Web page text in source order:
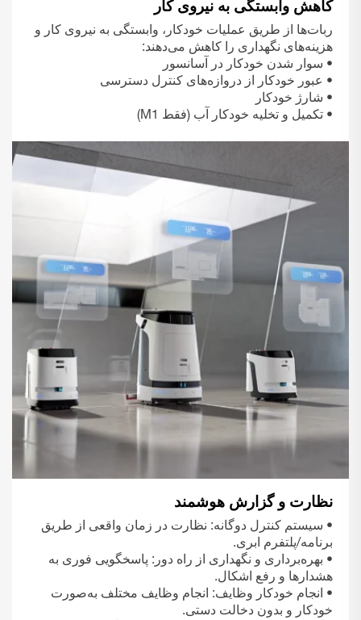
کاهش وابستگی به نیروی کار
ربات‌ها از طریق عملیات خودکار، وابستگی به نیروی کار و
هزینه‌های نگهداری را کاهش می‌دهند:
• سوار شدن خودکار در آسانسور
• عبور خودکار از دروازه‌های کنترل دسترسی
• شارژ خودکار
• تکمیل و تخلیه خودکار آب (فقط M1)
نظارت و گزارش هوشمند
• سیستم کنترل دوگانه: نظارت در زمان واقعی از طریق
برنامه/پلتفرم ابری.
• بهره‌برداری و نگهداری از راه دور: پاسخگویی فوری به
هشدارها و رفع اشکال.
• انجام خودکار وظایف: انجام وظایف مختلف به‌صورت
خودکار و بدون دخالت دستی.